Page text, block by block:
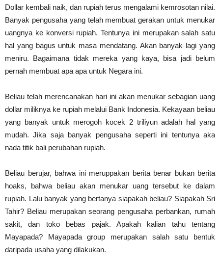
Dollar kembali naik, dan rupiah terus mengalami kemrosotan nilai.
Banyak pengusaha yang telah membuat gerakan untuk menukar
uangnya ke konversi rupiah. Tentunya ini merupakan salah satu
hal yang bagus untuk masa mendatang. Akan banyak lagi yang
meniru. Bagaimana tidak mereka yang kaya, bisa jadi belum
pernah membuat apa apa untuk Negara ini.
Beliau telah merencanakan hari ini akan menukar sebagian uang
dollar miliknya ke rupiah melalui Bank Indonesia. Kekayaan beliau
yang banyak untuk merogoh kocek 2 triliyun adalah hal yang
mudah. Jika saja banyak pengusaha seperti ini tentunya aka
nada titik bali perubahan rupiah.
Beliau berujar, bahwa ini meruppakan berita benar bukan berita
hoaks, bahwa beliau akan menukar uang tersebut ke dalam
rupiah. Lalu banyak yang bertanya siapakah beliau? Siapakah Sri
Tahir? Beliau merupakan seorang pengusaha perbankan, rumah
sakit, dan toko bebas pajak. Apakah kalian tahu tentang
Mayapada? Mayapada group merupakan salah satu bentuk
daripada usaha yang dilakukan.